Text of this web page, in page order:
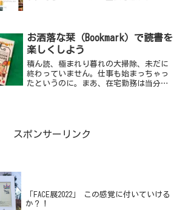
すね。宮内庁によって一般公...
お洒落な栞（Bookmark）で読書を
楽しくしよう
積ん読、極まれり暮れの大掃除、未だに
終わっていません。仕事も始まっちゃっ
たというのに。まあ、在宅勤務は当分続
スポンサーリンク
「FACE展2022」 この感覚に付いていける
か？！